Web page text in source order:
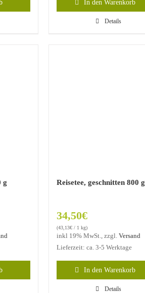
In den Warenkorb
Details
g Reisetee, geschnitten 800 g
34,50€
(43,13€/ 1 kg)
inkl 19% MwSt., zzgl. Versand
Lieferzeit: ca. 3-5 Werktage
In den Warenkorb
Details